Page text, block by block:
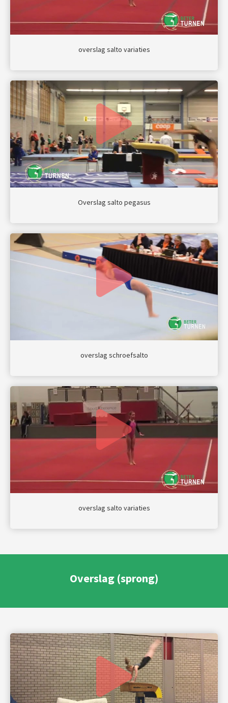
overslag salto variaties
Overslag salto pegasus
overslag schroefsalto
overslag salto variaties
Overslag (sprong)